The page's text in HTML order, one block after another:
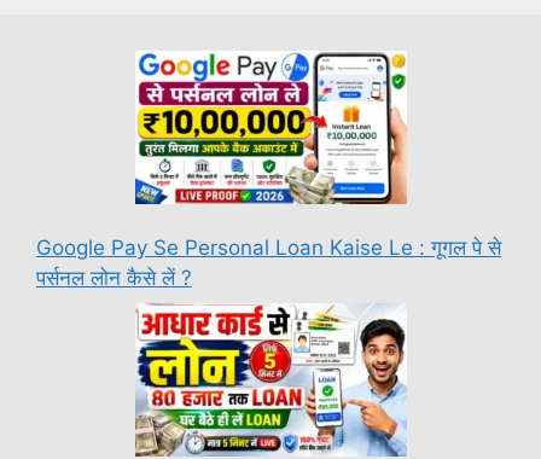
Google Pay Se Personal Loan Kaise Le : गूगल पे से
पर्सनल लोन कैसे लें ?